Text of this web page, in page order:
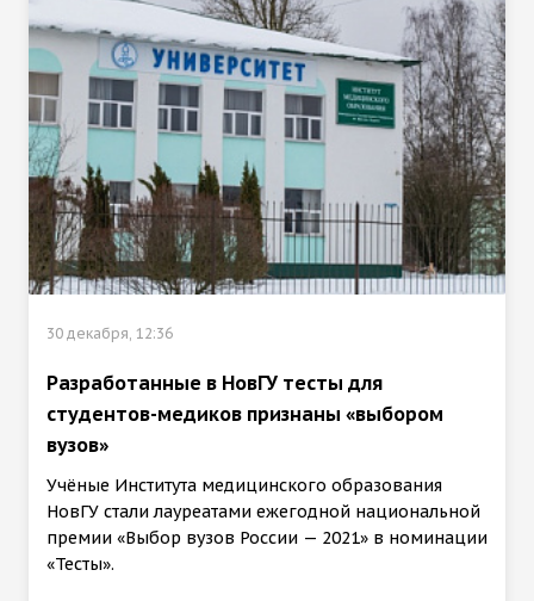
30 декабря, 12:36
Разработанные в НовГУ тесты для
студентов-медиков признаны «выбором
вузов»
Учёные Института медицинского образования
НовГУ стали лауреатами ежегодной национальной
премии «Выбор вузов России — 2021» в номинации
«Тесты».